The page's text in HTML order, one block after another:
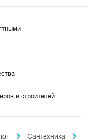
и строителей
Сантехника